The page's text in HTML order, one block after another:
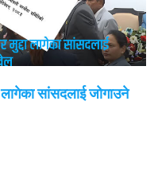
लागेका सांसदलाई जोगाउने